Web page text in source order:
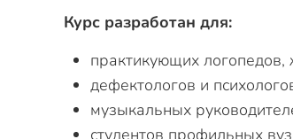
Курс разработан для:
практикующих
дефектологов и
музыкальных
студентов профильных